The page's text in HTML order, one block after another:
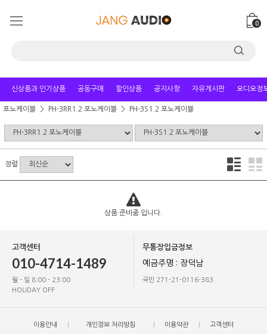
0
신상품과 인기상품 공동구매 할인상품 공지사항 자유게시판 오디오정
포노케이블 PH-3RR1.2 포노케이블 PH-3S1.2 포노케이블
정렬
상품 준비중 입니다.
고객센터
010-4714-1489
월 - 일 8:00 - 23:00
HOLIDAY OFF
무통장입금정보
예금주명 : 장덕남
국민 271-21-0116-383
이용안내 개인정보 처리방침 이용약관 고객센터